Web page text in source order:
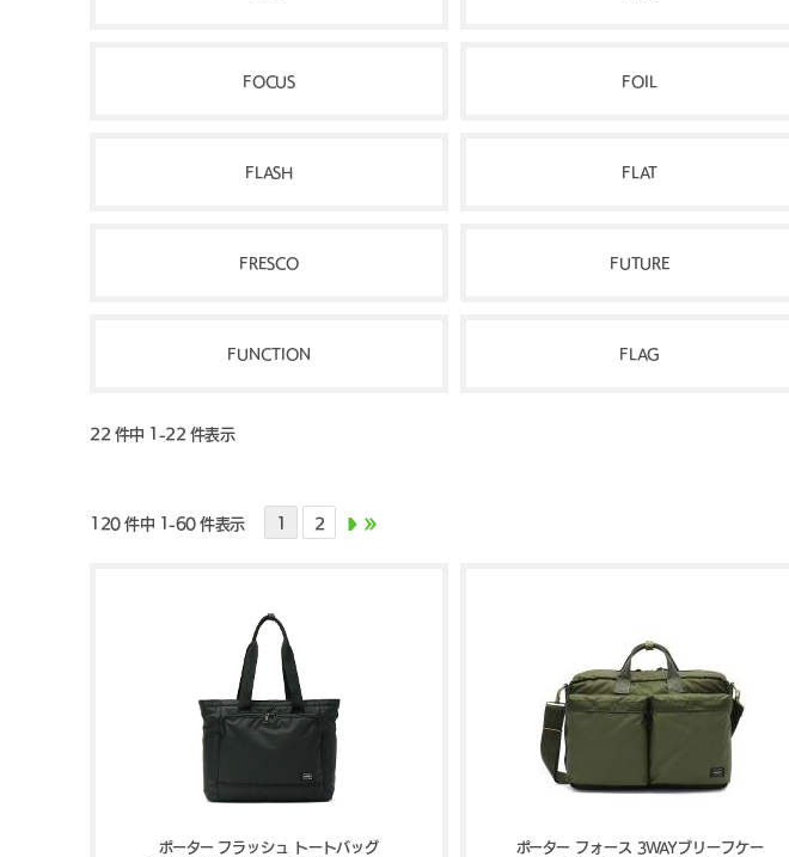
FOCUS FOIL
FLASH FLAT
FRESCO FUTURE
FUNCTION FLAG
22 件中 1-22 件表示
120 件中 1-60 件表示 2
ポーター フラッシュ トートバッグ
ポーター フォース 3WAYブリーフケー